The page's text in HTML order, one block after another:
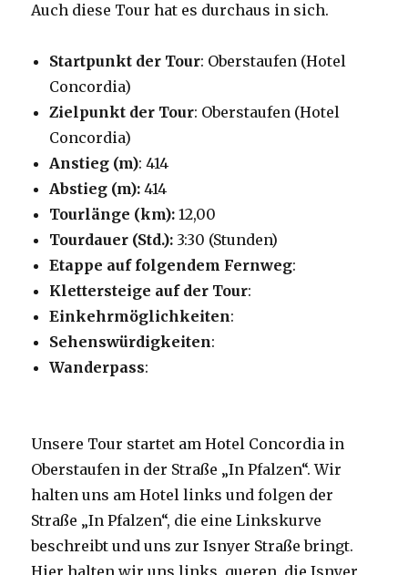
Auch diese Tour hat es durchaus in sich.
Startpunkt der Tour: Oberstaufen (Hotel
Concordia)
Zielpunkt der Tour: Oberstaufen (Hotel
Concordia)
Anstieg (m): 414
Abstieg (m): 414
Tourlänge (km):12,00
Tourdauer (Std.): 3:30 (Stunden)
Etappe auf folgendem Fernweg:
Klettersteige auf der Tour:
Einkehrmöglichkeiten:
Sehenswürdigkeiten:
Wanderpass:
Unsere Tour startet am Hotel Concordia in
Oberstaufen in der Straße „In Pfalzen“. Wir
halten uns am Hotel links und folgen der
Straße „In Pfalzen“, die eine Linkskurve
beschreibt und uns zur Isnyer Straße bringt.